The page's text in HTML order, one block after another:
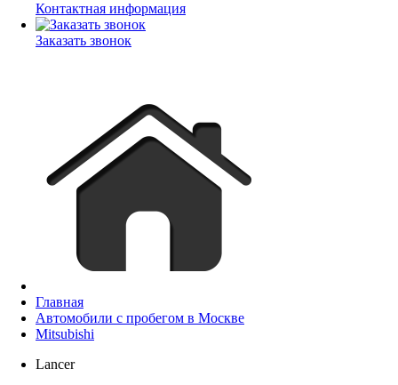
Контактная информация
Заказать звонок
Главная
Автомобили с пробегом в Москве
Mitsubishi
Lancer